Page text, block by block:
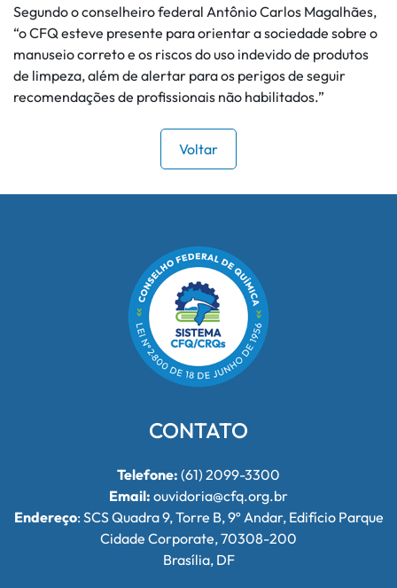
Segundo o conselheiro federal Antônio Carlos Magalhães,
“o CFQ esteve presente para orientar a sociedade sobre o
manuseio correto e os riscos do uso indevido de produtos
de limpeza, além de alertar para os perigos de seguir
recomendações de profissionais não habilitados.”
Voltar
CONTATO
Telefone: (61) 2099-3300
Email: ouvidoria@cfq.org.br
Endereço: SCS Quadra 9, Torre B, 9º Andar, Edifício Parque
Cidade Corporate, 70308-200
Brasília, DF